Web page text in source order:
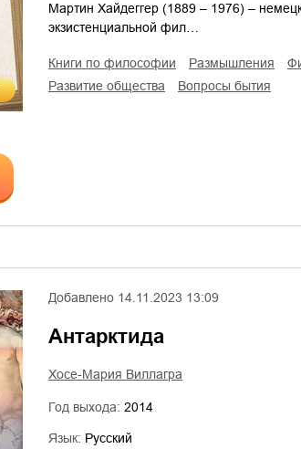
Мартин Хайдеггер (1889 – 1976) –
экзистенциальной фил…
книги по философии размышления
развитие общества
вопросы бытия
Добавлено 14.11.2023 13:09
Антарктида
Хосе-Мария Виллагра
Год выхода: 2014
Язык: Русский